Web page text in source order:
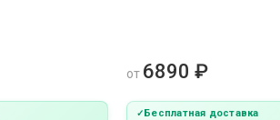
от 6890 ₽
Бесплатная доставка